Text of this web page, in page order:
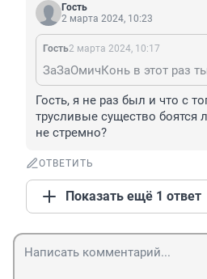
Гость
2 марта 2024, 10:23
Гость2 марта 2024, 10:17
Гость, я не раз был и что с
трусливые существо боятся
не стремно?
ОТВЕТИТЬ
Показать ещё 1 ответ